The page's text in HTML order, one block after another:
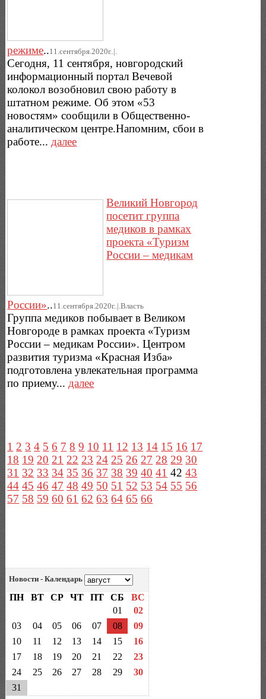
режиме..11.сентября.2020г..|.
Сегодня, 11 сентября, новгородский
информационный портал Вечевой
колокол возобновил свою работу в
штатном режиме. Об этом «53
новостям» сообщили в Общественно-
аналитическом центре.Напомним, сбои в
работе... далее
Великий Новгород
посетит группа
медиков в рамках
проекта «Туризм
России – медикам
России»..11.сентября.2020г..|.Власть
Группа медиков побывает в Великом
Новгороде в рамках проекта «Туризм
России – медикам России». Центром
развития туризма «Красная Изба»
подготовлена увлекательная программа
по приему...далее
1 2 3 4 5 6 7 8 9 10 11 12 13 14 15 16 17
18 19 20 21 22 23 24 25 26 27 28 29 30
31 32 33 34 35 36 37 38 39 40 41 42 43
44 45 46 47 48 49 50 51 52 53 54 55 56
57 58 59 60 61 62 63 64 65 66
Новости - Календарь
ПН ВТ СР ЧТ ПТ СБ
ВС
01
02
03
04 05 06 07 08
09
10
11 12 13 14 15
16
17
18 19 20 21 22
23
24
25 26 27 28 29
30
31